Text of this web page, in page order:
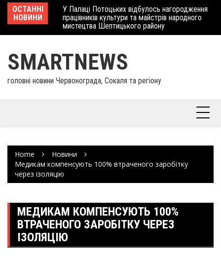
Skip
content
ОСТАННІ
НОВИНИ
У Палаці Потоцьких відбулось нагородження
працівників культури та майстрів народного
мистецтва Шептицького району
SMARTNEWS
головні новини Червонограда, Сокаля та регіону
Home
Новини
Медикам компенсують 100% втраченого заробітку
через ізоляцію
МЕДИКАМ КОМПЕНСУЮТЬ 100%
ВТРАЧЕНОГО ЗАРОБІТКУ ЧЕРЕЗ
ІЗОЛЯЦІЮ